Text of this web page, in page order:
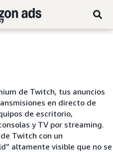
de Twitch, tus anuncios
en directo de
de escritorio,
y TV por streaming.
Twitch con un
altamente visible que no se